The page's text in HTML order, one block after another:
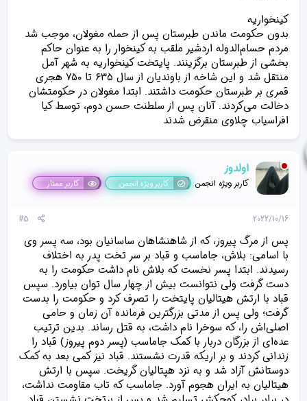
کینخواریه
بدون حکومت ماندن طبرستان پس از حمله مغولان، موجب شد
مردم حسام‌الدوله اردشیر ملقب به کینخوار را به عنوان حاکم
بخشی از طبرستان برگزینند. پایتخت کینخواریه به شهر آمل
منتقل شد و این شاخه از باوندیان از سال ۶۳۵ تا ۷۵۰ هجری
قمری بر طبرستان حکومت داشتند. ابتدا مغولان در حکومتشان
دخالت می‌کردند. آنان پس از سلطنت حسن دوم، توسط کیا
افراسیاب چلاوی منقرض شدند
اولدوز
کاربر ویژه انجمن کاربر ویژه انجمن کاربر ممتاز
2022/10/16
#5
پس از مرگ پیروز، که از شاهنشاهان ساسانیان بود، سه پسر وی
با اسامی: بلاش، جاماسب و قباد بر سر تخت پدر به اختلاف
رسیدند. ابتدا پسر نخست که بلاش نام داشت حکومت را به
دست گرفت ولی نتوانست بیش از چهار سال توان بیاورد. سپس
قباد با ارتش هیتالیان پایتخت را تصرف کرد و حکومت را بدست
گرفت؛ ولی پس از مدتی بزرگترین فرمانده آن زمان و حامی
اصلی‌اش را، که سوخرا نام داشت، به قتل رساند. بدین ترتیب
عده‌ای از بزرگان دربار با کمک جاماسب (پسر دوم پیروز) قباد را
زندانی کردند و بر اریکه قدرت نشستند. قباد نیز کمی بعد به کمک
دوستانش آزاد شد و به نزد هپتالیان گریخت. سپس با ارتش
هیتالیان به ایران هجوم آورد. جاماسب که تاب مقاومت نداشت،